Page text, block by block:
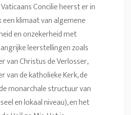
Concilie heerst er in
een klimaat van algemene
en onzekerheid met
leerstellingen zoals
van Christus de Verlosser,
van de katholieke Kerk, de
monarchale structuur van
en lokaal niveau), en het